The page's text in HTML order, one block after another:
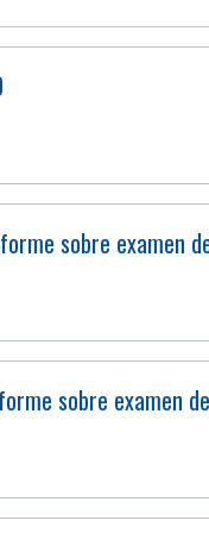
sobre examen
sobre examen